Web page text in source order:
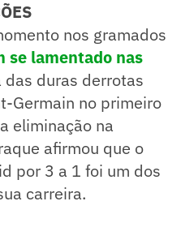
nos gramados
se lamentado nas
das duras derrotas
Germain no primeiro
eliminação na
afirmou que o
por 3 a 1 foi um dos
carreira.